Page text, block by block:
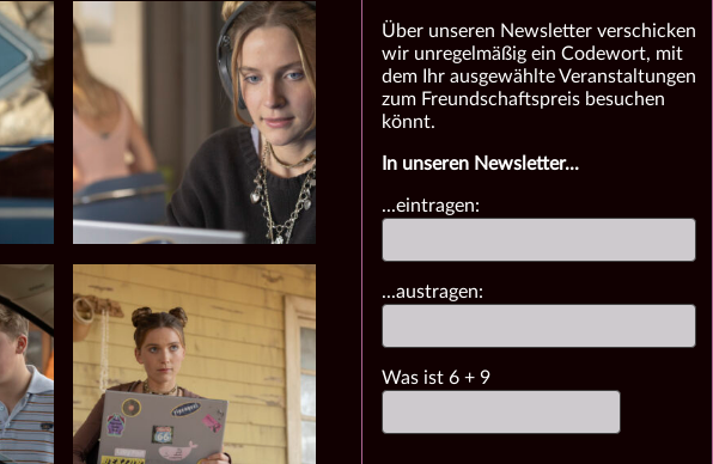
Über unseren Newsletter verschicken
wir unregelmäßig ein Codewort, mit
dem Ihr ausgewählte Veranstaltungen
zum Freundschaftspreis besuchen
könnt.
In unseren Newsletter...
...eintragen:
...austragen:
Was ist6 + 9